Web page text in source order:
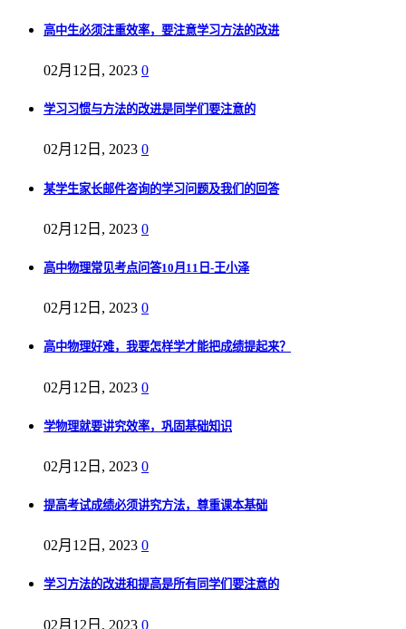
高中生必须注重效率，要注意学习方法的改进
02月12日, 2023 0
学习习惯与方法的改进是同学们要注意的
02月12日, 2023 0
某学生家长邮件咨询的学习问题及我们的回答
02月12日, 2023 0
高中物理常见考点问答10月11日-王小泽
02月12日, 2023 0
高中物理好难，我要怎样学才能把成绩提起来？
02月12日, 2023 0
学物理就要讲究效率，巩固基础知识
02月12日, 2023 0
提高考试成绩必须讲究方法，尊重课本基础
02月12日, 2023 0
学习方法的改进和提高是所有同学们要注意的
02月12日, 2023 0